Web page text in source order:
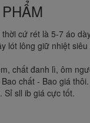
cứ rét là 5-7 áo
lót lông giữ nhiệt
chất đanh lì, ôm
chất - Bao giá thôi.
Sỉ sll ib giá cực tốt.